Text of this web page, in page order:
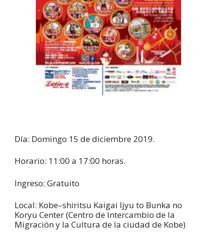
Día: Domingo 15 de diciembre 2019.
Horario: 11:00 a 17:00 horas.
Ingreso: Gratuito
Local: Kobe–shiritsu Kaigai Ijyu to Bunka no
Koryu Center (Centro de Intercambio de la
Migración y la Cultura de la ciudad de Kobe)